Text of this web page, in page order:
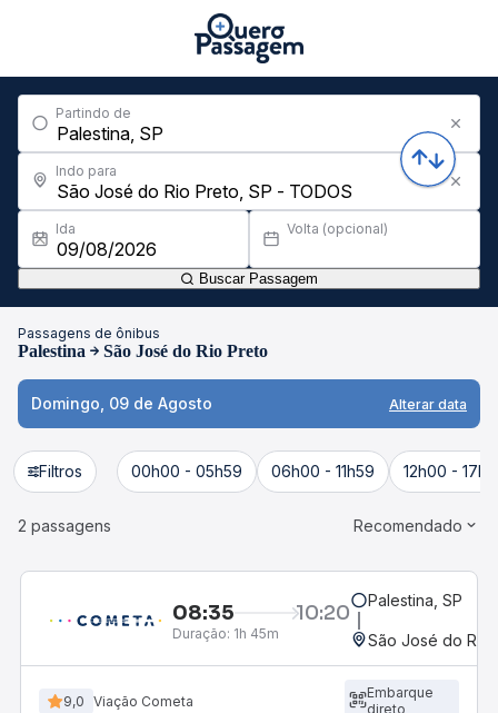
Partindo de
Indo para
Ida Volta (opcional)
Buscar Passagem
Passagens de ônibus
Palestina São José do Rio Preto
Domingo, 09 de Agosto Alterar data
Filtros 00h00 - 05h59 06h00 - 11h59 12h00 -
2 passagens Recomendado
08:35 10:20
Duração: 1h 45m
Palestina, SP
São José do Rio
9,0 Viação Cometa
Embarque
direto